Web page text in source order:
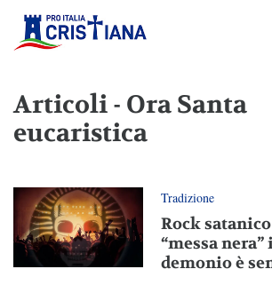
Articoli - Ora Santa
eucaristica
Tradizione
Rock
“messa
demonio è